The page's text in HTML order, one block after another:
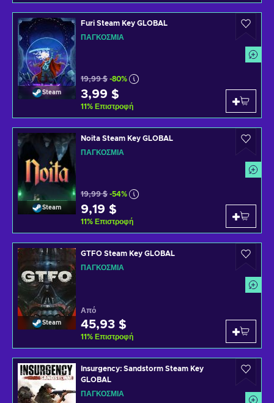
Steam
Furi Steam Key GLOBAL
ΠΑΓΚΌΣΜΙΑ
19,99 $ -80%
3,99 $
11% Επιστροφή
Steam
Noita Steam Key GLOBAL
ΠΑΓΚΌΣΜΙΑ
19,99 $ -54%
9,19 $
11% Επιστροφή
Steam
GTFO Steam Key GLOBAL
ΠΑΓΚΌΣΜΙΑ
Από
45,93 $
11% Επιστροφή
Insurgency: Sandstorm Steam Key
GLOBAL
ΠΑΓΚΌΣΜΙΑ